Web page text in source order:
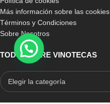
Más información sobre las cookies
Términos y Condiciones
Sobre Nosotros
TODO SOBRE VINOTECAS